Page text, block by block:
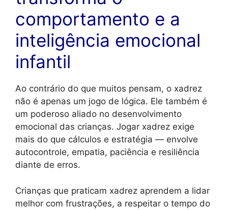
comportamento e a
inteligência emocional
infantil
Ao contrário do que muitos pensam, o xadrez
não é apenas um jogo de lógica. Ele também é
um poderoso aliado no desenvolvimento
emocional das crianças. Jogar xadrez exige
mais do que cálculos e estratégia — envolve
autocontrole, empatia, paciência e resiliência
diante de erros.
Crianças que praticam xadrez aprendem a lidar
melhor com frustrações, a respeitar o tempo do